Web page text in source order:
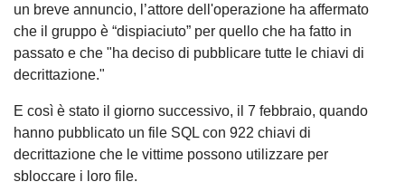
un breve annuncio, l’attore dell'operazione ha affermato
che il gruppo è “dispiaciuto” per quello che ha fatto in
passato e che "ha deciso di pubblicare tutte le chiavi di
decrittazione."
E così è stato il giorno successivo, il 7 febbraio, quando
hanno pubblicato un file SQL con 922 chiavi di
decrittazione che le vittime possono utilizzare per
sbloccare i loro file.